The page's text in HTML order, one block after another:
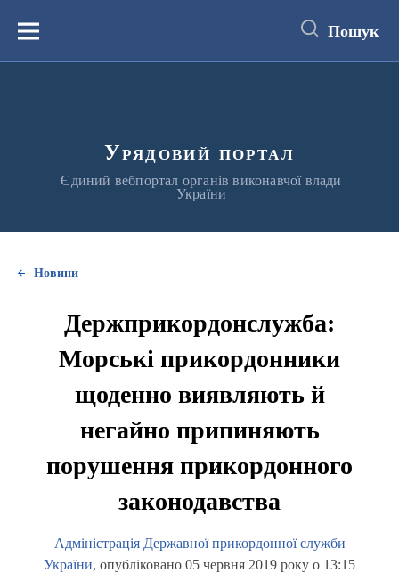
вмістуМеню Пошук
Урядовий портал
Єдиний вебпортал органів виконавчої влади
України
Новини
Держприкордонслужба:
Морські прикордонники
щоденно виявляють й
негайно припиняють
порушення прикордонного
законодавства
Адміністрація Державної прикордонної служби
України, опубліковано 05 червня 2019 року о 13:15